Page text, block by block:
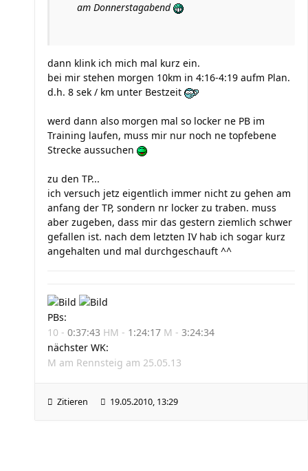
am Donnerstagabend
dann klink ich mich mal kurz ein.
bei mir stehen morgen 10km in 4:16-4:19 aufm Plan.
d.h. 8 sek / km unter Bestzeit
werd dann also morgen mal so locker ne PB im
Training laufen, muss mir nur noch ne topfebene
Strecke aussuchen
zu den TP...
ich versuch jetz eigentlich immer nicht zu gehen am
anfang der TP, sondern nr locker zu traben. muss
aber zugeben, dass mir das gestern ziemlich schwer
gefallen ist. nach dem letzten IV hab ich sogar kurz
angehalten und mal durchgeschauft ^^
PBs:
10 - 0:37:43 HM - 1:24:17 M - 3:24:34
nächster WK:
M am Rennsteig am 25.05.13
Zitieren 19.05.2010, 13:29